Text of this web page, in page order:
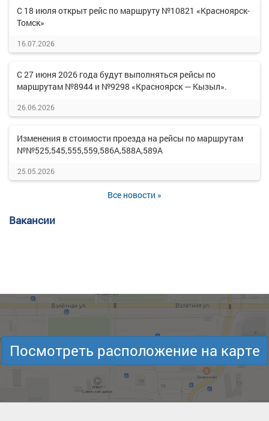
С 18 июля открыт рейс по маршруту №10821 «Красноярск-
Томск»
16.07.2026
С 27 июня 2026 года будут выполняться рейсы по
маршрутам №8944 и №9298 «Красноярск — Кызыл».
26.06.2026
Изменения в стоимости проезда на рейсы по маршрутам
№№525,545,555,559,586А,588А,589А
25.05.2026
Все новости »
Вакансии
Посмотреть расположение на карте